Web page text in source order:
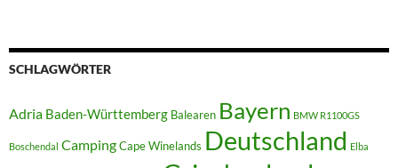
SCHLAGWÖRTER
Adria Baden-Württemberg Balearen Bayern BMW R1100GS
Boschendal CampingCape Winelands Deutschland Elba